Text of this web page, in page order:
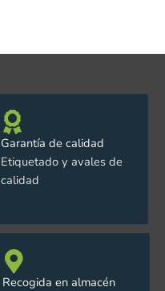
Garantía de calidad
Etiquetado y avales de
calidad
Recogida en almacén